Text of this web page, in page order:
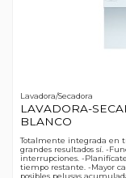
Lavadora/Secadora
LAVADORA-
BLANCO
Totalmente integrada en
grandes resultados sí. -
interrupciones. -
tiempo restante. -Mayor
posibles pelusas